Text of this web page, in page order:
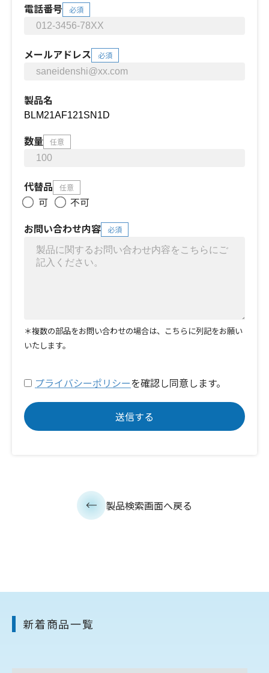
電話番号 必須
メールアドレス 必須
製品名
数量 任意
代替品 任意
可
不可
お問い合わせ内容
必須
＊複数の部品をお問い合わせの場合は、こちらに列記をお願い
いたします。
プライバシーポリシーを確認し同意します。
製品検索画面へ戻る
新着商品一覧